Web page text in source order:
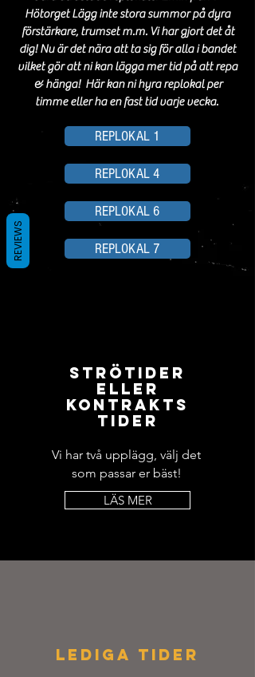
Hötorget Lägg inte stora summor på dyra
förstärkare, trumset m.m. Vi har gjort det åt
dig! Nu är det nära att ta sig för alla i bandet
vilket gör att ni kan lägga mer tid på att repa
& hänga! Här kan ni hyra replokal per
timme eller ha en fast tid varje vecka.
REPLOKAL 1
REPLOKAL 4
REPLOKAL 6
REPLOKAL 7
STRÖTIDER
ELLER
KONTRAKTS
TIDER
Vi har två upplägg, välj det
som passar er bäst!
LÄS MER
LEDIGA TIDER
REVIEWS